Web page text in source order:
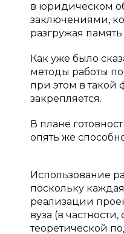
в юридическом
заключениями,
разгружая
Как уже было
методы работы
при этом в
закрепляется.
В плане
опять же
Использование
поскольку
реализации
вуза (в
теоретической